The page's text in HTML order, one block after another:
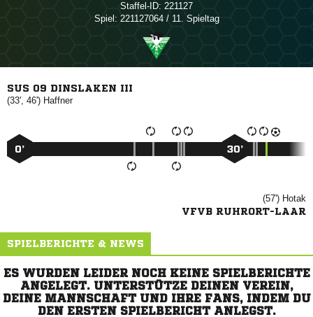
Staffel-ID: 221127
Spiel: 221127064 / 11. Spieltag
SUS 09 DINSLAKEN III
(33', 46') 
0’ 30’
(57') 
VFVB RUHRORT-LAAR
SPIELBERICHTE & NEWS
ES WURDEN LEIDER NOCH KEINE SPIELBERICHTE
ANGELEGT. UNTERSTÜTZE DEINEN VEREIN,
DEINE MANNSCHAFT UND IHRE FANS, INDEM DU
DEN ERSTEN SPIELBERICHT ANLEGST.